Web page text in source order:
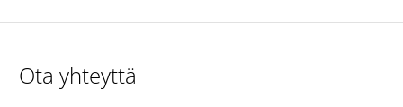
Ota yhteyttä